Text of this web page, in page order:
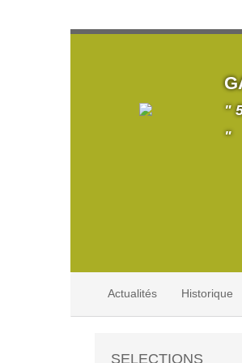
"
"
Actualités Historique
SELECTIONS